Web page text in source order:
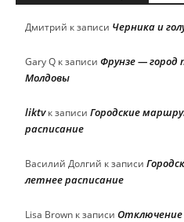
Дмитрий к записи Черника и
Gary Q к записи Фрунзе — город
Молдовы
liktvк записи Городские
расписание
Василий Долгий к записи
летнее расписание
Lisa Brown к записи Отключение